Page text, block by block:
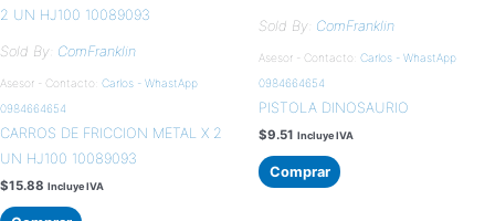
Sold By: ComFranklin
Asesor - Contacto: Carlos - WhastApp
0984664654
CARROS DE FRICCION METAL X 2
UN HJ100 10089093
$15.88 Incluye IVA
Sold By: ComFranklin
Asesor - Contacto: Carlos - WhastApp
0984664654
PISTOLA DINOSAURIO
$9.51 Incluye IVA
Comprar